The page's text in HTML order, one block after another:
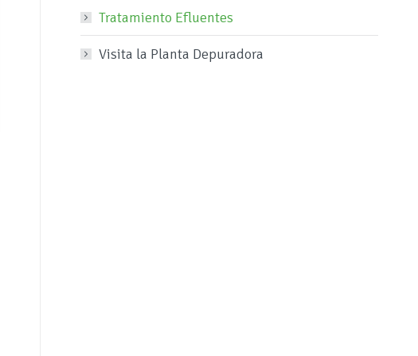
Tratamiento Efluentes
Visita la Planta Depuradora